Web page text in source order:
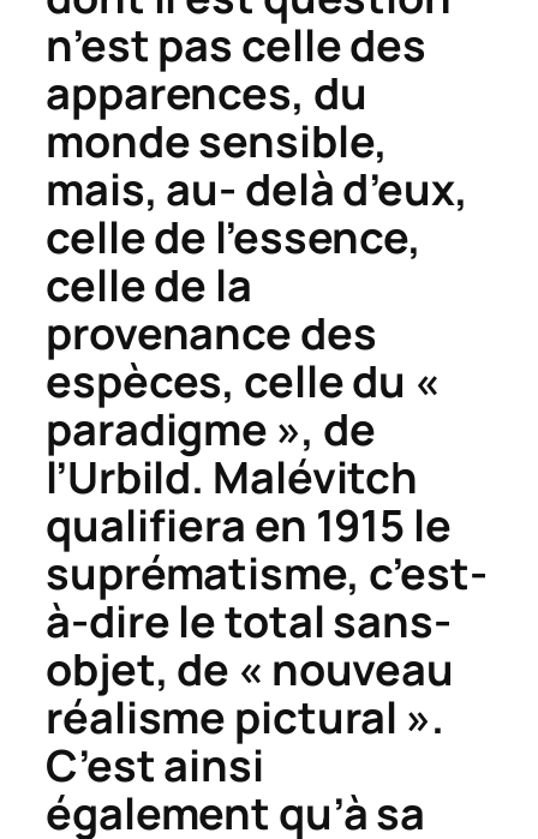
n’est pas celle des
apparences, du
monde sensible,
mais, au- delà d’eux,
celle de l’essence,
celle de la
provenance des
espèces, celle du «
paradigme », de
l’Urbild. Malévitch
qualifiera en 1915 le
suprématisme, c’est-
à-dire le total sans-
objet, de « nouveau
réalisme pictural ».
C’est ainsi
également qu’à sa